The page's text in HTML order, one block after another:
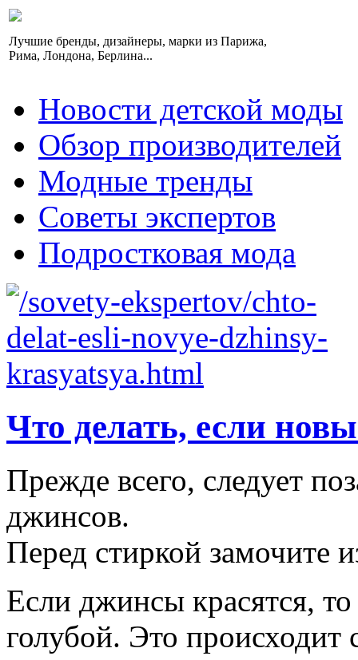
Лучшие бренды, дизайнеры, марки из Парижа,
Рима, Лондона, Берлина...
Новости детской моды
Обзор производителей
Модные тренды
Советы экспертов
Подростковая мода
Что делать, если
Прежде всего, следует
джинсов.
Перед стиркой замочите
Если джинсы красятся,
голубой. Это происходит